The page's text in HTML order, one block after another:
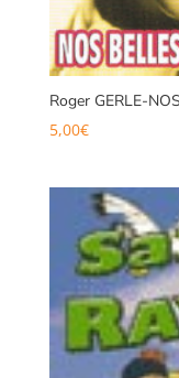
Roger GERLE-
5,00€